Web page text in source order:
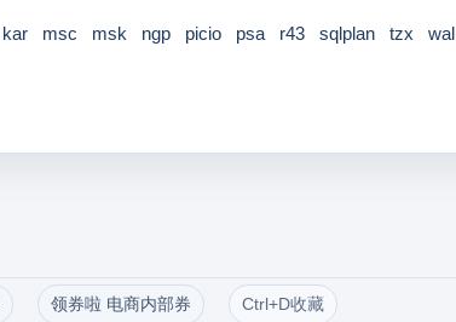
kar msc msk ngp picio psa r43 sqlplan tzx wal
领券啦 电商内部券 Ctrl+D收藏